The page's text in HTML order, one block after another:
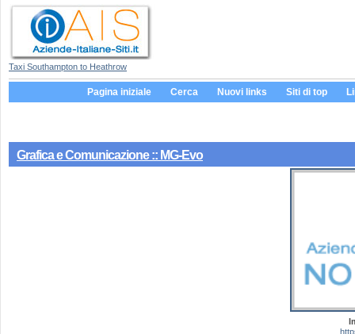
Taxi Southampton to Heathrow
Pagina iniziale Cerca Nuovi links Siti di top
Grafica e Comunicazione :: MG-Evo